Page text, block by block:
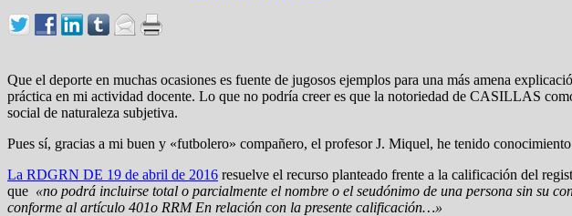
Que el deporte en muchas ocasiones es fuente de jugosos ejemplos para una más amena
práctica en mi actividad docente. Lo que no podría creer es que la notoriedad de CASILLAS
social de naturaleza subjetiva.
Pues sí, gracias a mi buen y «futbolero» compañero, el profesor J. Miquel, he tenido
La RDGRN DE 19 de abril de 2016 resuelve el recurso planteado frente a la calificación del
que «no podrá incluirse total o parcialmente el nombre o el seudónimo de una persona sin su
conforme al artículo 401o RRM En relación con la presente calificación…»